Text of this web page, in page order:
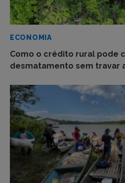
ECONOMIA
Como o crédito rural pode
desmatamento sem travar